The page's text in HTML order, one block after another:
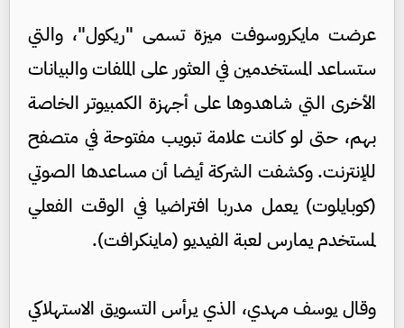
عرضت مايكروسوفت ميزة تسمى "ريكول"، والتي
ستساعد المستخدمين في العثور على الملفات والبيانات
الأخرى التي شاهدوها على أجهزة الكمبيوتر الخاصة
بهم، حتى لو كانت علامة تبويب مفتوحة في متصفح
للإنترنت. وكشفت الشركة أيضا أن مساعدها الصوتي
(كوبايلوت) يعمل مدربا افتراضيا في الوقت الفعلي
لمستخدم يمارس لعبة الفيديو (ماينكرافت).
وقال يوسف مهدي، الذي يرأس التسويق الاستهلاكي